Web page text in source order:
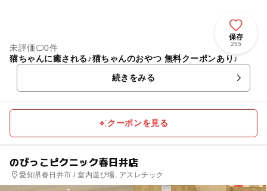
保存
255
未評価
0件
猫ちゃんに癒される♪猫ちゃんのおやつ 無料クーポンあり♪
続きをみる
クーポンを見る
のびっこピクニック春日井店
愛知県春日井市 / 室内遊び場, アスレチック